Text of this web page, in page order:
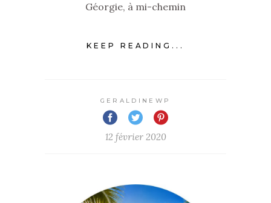
Géorgie, à mi-chemin
KEEP READING...
GERALDINEWP
12 février 2020